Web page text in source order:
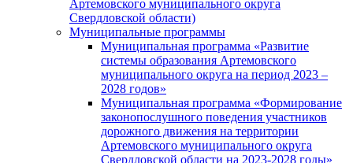
Артемовского муниципального округа
Свердловской области)
Муниципальные программы
Муниципальная программа «Развитие
системы образования Артемовского
муниципального округа на период 2023 –
2028 годов»
Муниципальная программа «Формирование
законопослушного поведения участников
дорожного движения на территории
Артемовского муниципального округа
Свердловской области на 2023-2028 годы»